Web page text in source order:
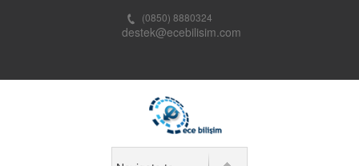
(0850) 8880324
destek@ecebilisim.com